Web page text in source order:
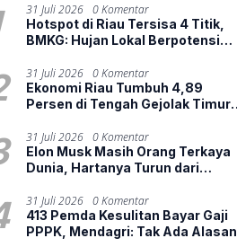
31 Juli 2026
0 Komentar
Hotspot di Riau Tersisa 4 Titik,
BMKG: Hujan Lokal Berpotensi
31 Juli 2026
0 Komentar
Ekonomi Riau Tumbuh 4,89
Persen di Tengah Gejolak Timur
Lemah
31 Juli 2026
0 Komentar
Elon Musk Masih Orang Terkaya
Dunia, Hartanya Turun dari
Triliun
31 Juli 2026
0 Komentar
413 Pemda Kesulitan Bayar Gaji
PPPK, Mendagri: Tak Ada Alasan